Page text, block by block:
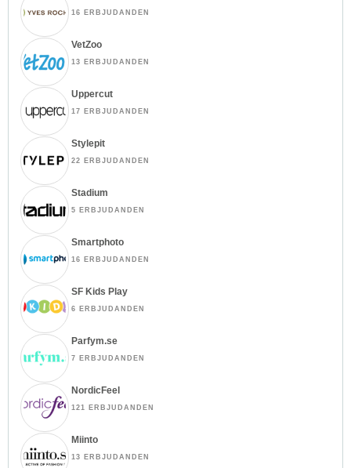
16 ERBJUDANDEN
VetZoo
13 ERBJUDANDEN
Uppercut
17 ERBJUDANDEN
Stylepit
22 ERBJUDANDEN
Stadium
5 ERBJUDANDEN
Smartphoto
16 ERBJUDANDEN
SF Kids Play
6 ERBJUDANDEN
Parfym.se
7 ERBJUDANDEN
NordicFeel
121 ERBJUDANDEN
Miinto
13 ERBJUDANDEN